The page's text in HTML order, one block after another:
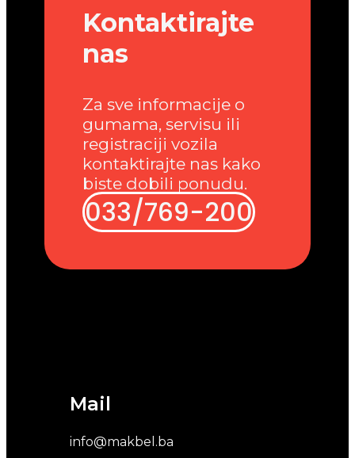
Mail
info@makbel.ba
Kontaktirajte
nas
Za sve informacije o
gumama, servisu ili
registraciji vozila
kontaktirajte nas kako
biste dobili ponudu.
033/769-200